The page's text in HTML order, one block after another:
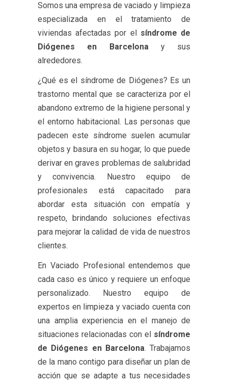
Somos una empresa de vaciado y limpieza
especializada en el tratamiento de
viviendas afectadas por el síndrome de
Diógenes en Barcelonay sus
alrededores.
¿Qué es el síndrome de Diógenes? Es un
trastorno mental que se caracteriza por el
abandono extremo de la higiene personal y
el entorno habitacional. Las personas que
padecen este síndrome suelen acumular
objetos y basura en su hogar, lo que puede
derivar en graves problemas de salubridad
y convivencia. Nuestro equipo de
profesionales está capacitado para
abordar esta situación con empatía y
respeto, brindando soluciones efectivas
para mejorar la calidad de vida de nuestros
clientes.
En Vaciado Profesional entendemos que
cada caso es único y requiere un enfoque
personalizado. Nuestro equipo de
expertos en limpieza y vaciado cuenta con
una amplia experiencia en el manejo de
situaciones relacionadas con el síndrome
de Diógenes en Barcelona. Trabajamos
de la mano contigo para diseñar un plan de
acción que se adapte a tus necesidades